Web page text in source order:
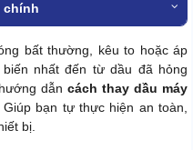
chính
bất thường, kêu to hoặc áp
nhất đến từ dầu đã hỏng
dẫncách thay dầu máy
bạn tự thực hiện an toàn,
bị.